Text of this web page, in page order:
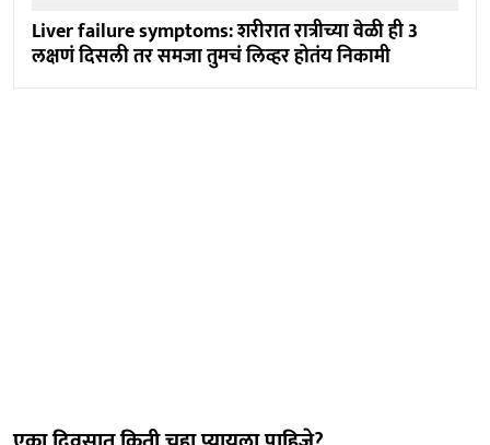
Liver failure symptoms: शरीरात रात्रीच्या वेळी ही 3
लक्षणं दिसली तर समजा तुमचं लिव्हर होतंय निकामी